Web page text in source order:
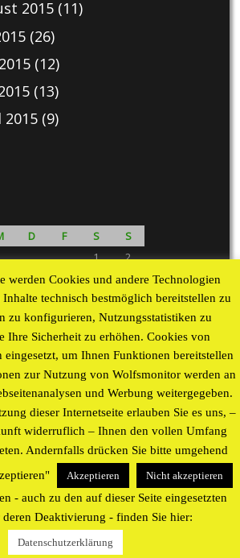
2015(11)
(26)
(12)
(13)
(9)
D F S
S
1
2
6 7 8
9
13 14 15
16
20 21 22
23
27 28 29
30
by WordPresstheme byWP Blogs
werden Cookies und andere Technologien
technisch bestmöglich bereitstellen zu
zu konfigurieren, Nutzungsstatistiken zu
Ihre Sicherheit zu erhöhen. Cookies von
um Ihnen Funktionen bereitstellen
zur Nutzung von Wolfsmonitor werden an
und Werbung weitergegeben.
dieser Internetseite erlauben Sie es uns, –
widerruflich – Ihnen den vollen Umfang
Andernfalls drücken Sie bitte umgehend
Akzeptieren Nicht akzeptieren
- auch zu den auf dieser Seite eingesetzten
deren Deaktivierung - finden Sie hier:
Datenschutzerklärung